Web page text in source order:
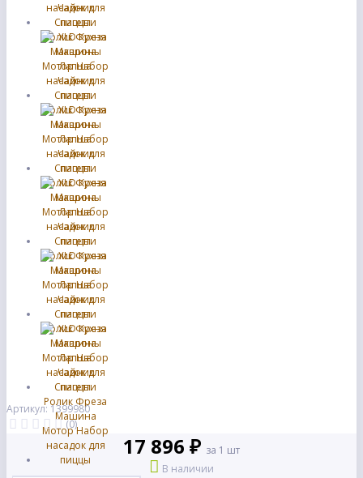
Артикул: 1399980
(0)
17 896 ₽ за 1 шт
В наличии